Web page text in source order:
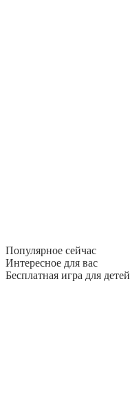
Популярное сейчас
Интересное для вас
Бесплатная игра для детей